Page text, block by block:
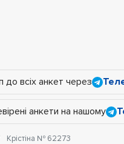
до всіх анкет через
анкети на нашому
Крістіна № 62273